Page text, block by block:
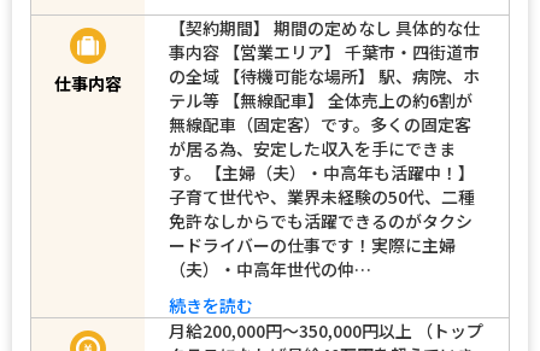
仕事内容
【契約期間】 期間の定めなし 具体的な仕
事内容 【営業エリア】 千葉市・四街道市
の全域 【待機可能な場所】 駅、病院、ホ
テル等 【無線配車】 全体売上の約6割が
無線配車（固定客）です。多くの固定客
が居る為、安定した収入を手にできま
す。 【主婦（夫）・中高年も活躍中！】
子育て世代や、業界未経験の50代、二種
免許なしからでも活躍できるのがタクシ
ードライバーの仕事です！実際に主婦
（夫）・中高年世代の仲…
続きを読む
月給200,000円～350,000円以上 （トップ